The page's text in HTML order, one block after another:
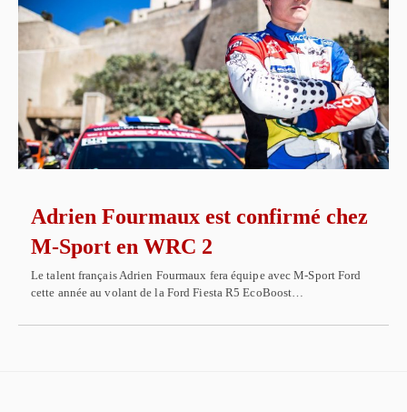
Adrien Fourmaux est confirmé chez
M-Sport en WRC 2
Le talent français Adrien Fourmaux fera équipe avec M-Sport Ford
cette année au volant de la Ford Fiesta R5 EcoBoost…